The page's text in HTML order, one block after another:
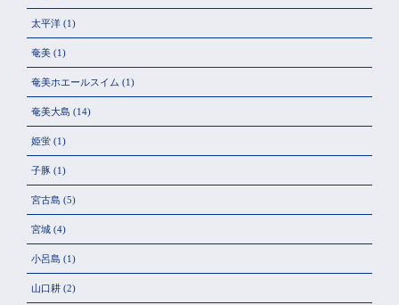
太平洋 (1)
奄美 (1)
奄美ホエールスイム (1)
奄美大島 (14)
姫蛍 (1)
子豚 (1)
宮古島 (5)
宮城 (4)
小呂島 (1)
山口耕 (2)